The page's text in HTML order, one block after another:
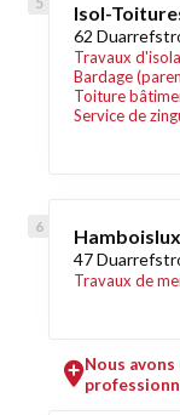
Isol-
62
Travaux
Bardage
Toiture
Service de
47
Travaux de
Nous